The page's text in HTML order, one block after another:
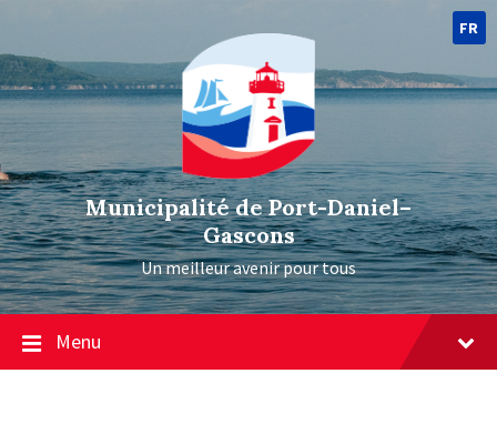
FR
Municipalité de Port-Daniel–
Gascons
Un meilleur avenir pour tous
Menu